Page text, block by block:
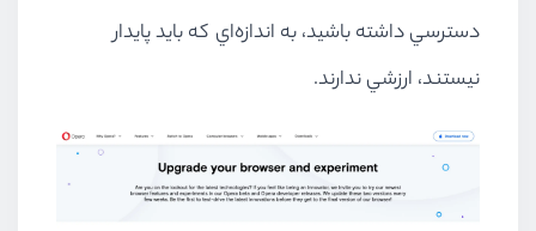
دسترسي داشته باشيد، به اندازه‌اي كه بايد پايدار
نيستند، ارزشي ندارند.